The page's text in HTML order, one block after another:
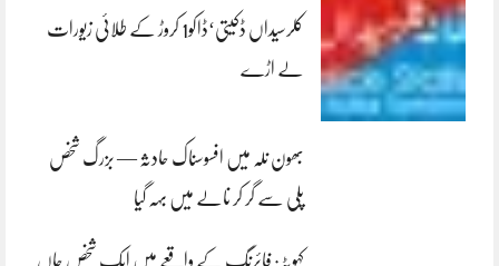
کلرسیداں ڈکیتی‘ڈاکو1 کروڑ کے طلائی زیورات
لے اڑے
بھون نلہ میں افسوسناک حادثہ — بزرگ شخص
پلی سے گر کر نالے میں بہہ گیا
کہوٹہ: فائرنگ کے واقعے میں ایک شخص جاں